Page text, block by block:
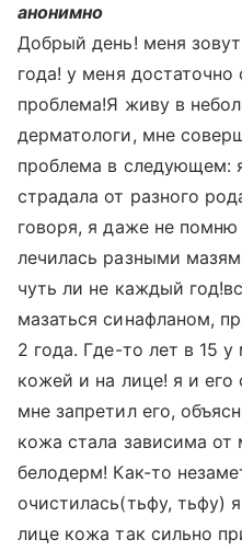
анонимно
Добрый день! меня
года! у меня достаточно
проблема!Я живу в
дерматологи, мне
проблема в следующем:
страдала от разного
говоря, я даже не
лечилась разными
чуть ли не каждый
мазаться синафланом,
2 года. Где-то лет в 15
кожей и на лице! я и его
мне запретил его,
кожа стала зависима от
белодерм! Как-то
очистилась(тьфу, тьфу)
лице кожа так сильно